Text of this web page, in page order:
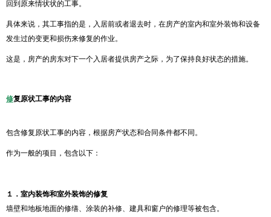
回到原来情状状的工事。
具体来说，其工事指的是，入居前或者退去时，在房产的室内和室外装饰和设备
发生过的变更和损伤来修复的作业。
这是，房产的房东对下一个入居者提供房产之际，为了保持良好状态的措施。
修复原状工事的内容
包含修复原状工事的内容，根据房产状态和合同条件都不同。
作为一般的项目，包含以下：
１．室内装饰和室外装饰的修复
墙壁和地板地面的修缮、涂装的补修、建具和窗户的修理等被包含。